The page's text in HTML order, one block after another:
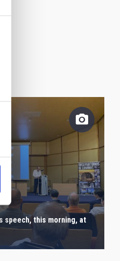
speech, this morning, at